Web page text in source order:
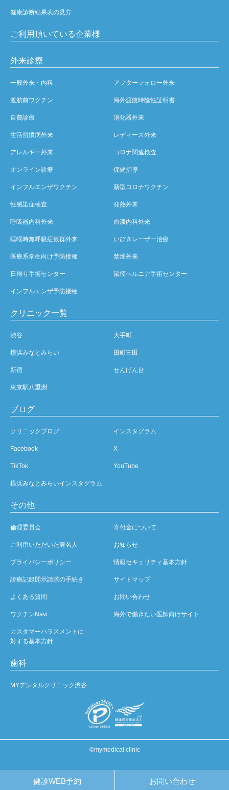
健診WEB予約 お問い合わせ
健康診断結果表の見方
ご利用頂いている企業様
外来診療
一般外来・内科 アフターフォロー外来
渡航前ワクチン 海外渡航時陰性証明書
自費診療 消化器外来
生活習慣病外来 レディース外来
アレルギー外来 コロナ関連検査
オンライン診療 保健指導
インフルエンザワクチン 新型コロナワクチン
性感染症検査 発熱外来
呼吸器内科外来 血液内科外来
睡眠時無呼吸症候群外来 いびきレーザー治療
医療系学生向け予防接種 禁煙外来
日帰り手術センター 鼠径ヘルニア手術センター
インフルエンザ予防接種
クリニック一覧
渋谷 大手町
横浜みなとみらい 田町三田
新宿 せんげん台
東京駅八重洲
ブログ
クリニックブログ インスタグラム
Facebook X
TikTok YouTube
横浜みなとみらいインスタグラム
その他
倫理委員会 寄付金について
ご利用いただいた著名人 お知らせ
プライバシーポリシー 情報セキュリティ基本方針
診療記録開示請求の手続き サイトマップ
よくある質問 お問い合わせ
ワクチンNavi 海外で働きたい医師向けサイト
カスタマーハラスメントに
対する基本方針
歯科
MYデンタルクリニック渋谷
©mymedical clinic